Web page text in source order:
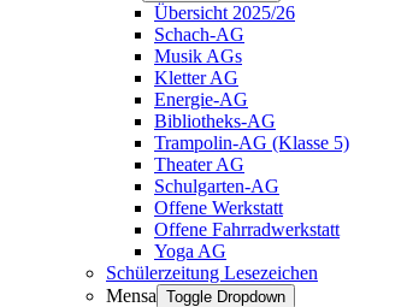
Übersicht 2025/26
Schach-AG
Musik AGs
Kletter AG
Energie-AG
Bibliotheks-AG
Trampolin-AG (Klasse 5)
Theater AG
Schulgarten-AG
Offene Werkstatt
Offene Fahrradwerkstatt
Yoga AG
Schülerzeitung Lesezeichen
Mensa Toggle Dropdown